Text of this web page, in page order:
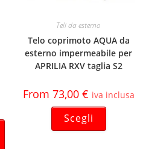
Teli da esterno
Telo coprimoto AQUA da
esterno impermeabile per
APRILIA RXV taglia S2
From 73,00 € iva inclusa
Scegli